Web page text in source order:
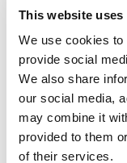
This website uses
We use cookies
provide social
We also share
our social media,
may combine it
provided to them
of their services.
deciso di
(falsi) al termine
stipendio e una
estremamente
fattaun’offerta
L’offerta è
sviluppatore